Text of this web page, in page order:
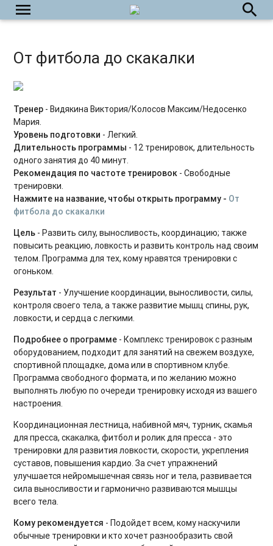
menu
Укрепляем тазовое дно
Power Yoga
Силовые тренировки для продвинутых
Табата на каждый день
Пилатес с оборудованием
HIIT на каждый день
Растяжка на каждый день
Силовые интервальные тренировки
Фитнес-бокс
Силовые тренировки. Средний уровень
Силовые тренировки. Продвинутый уровень
Тренировки на мышцы кора
Вечерний релакс
Утренний комплекс
Body Balance для начинающих
Тренировки на ягодицы
Восстановительный микс
Тренировки при диастазе
Тренировки Up Body
search
От фитбола до скакалки
Тренер - Видякина Виктория/Колосов Максим/Недосенко
Мария.
Уровень подготовки - Легкий.
Длительность программы - 12 тренировок, длительность
одного занятия до 40 минут.
Рекомендация по частоте тренировок - Свободные
тренировки.
Нажмите на название, чтобы открыть программу - От
фитбола до скакалки
Цель - Развить силу, выносливость, координацию; также
повысить реакцию, ловкость и развить контроль над своим
телом. Программа для тех, кому нравятся тренировки с
огоньком.
Результат - Улучшение координации, выносливости, силы,
контроля своего тела, а также развитие мышц спины, рук,
ловкости, и сердца с легкими.
Подробнее о программе - Комплекс тренировок с разным
оборудованием, подходит для занятий на свежем воздухе,
спортивной площадке, дома или в спортивном клубе.
Программа свободного формата, и по желанию можно
выполнять любую по очереди тренировку исходя из вашего
настроения.
Координационная лестница, набивной мяч, турник, скамья
для пресса, скакалка, фитбол и ролик для пресса - это
тренировки для развития ловкости, скорости, укрепления
суставов, повышения кардио. За счет упражнений
улучшается нейромышечная связь ног и тела, развивается
сила выносливости и гармонично развиваются мышцы
всего тела.
Кому рекомендуется - Подойдет всем, кому наскучили
обычные тренировки и кто хочет разнообразить свой